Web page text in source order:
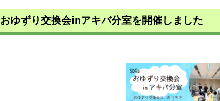
おゆずり交換会inアキバ分室を開催しました